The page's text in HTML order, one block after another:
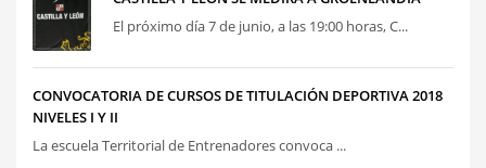
El próximo día 7 de junio, a las 19:00 horas, C...
CONVOCATORIA DE CURSOS DE TITULACIÓN DEPORTIVA 2018
NIVELES I Y II
La escuela Territorial de Entrenadores convoca ...